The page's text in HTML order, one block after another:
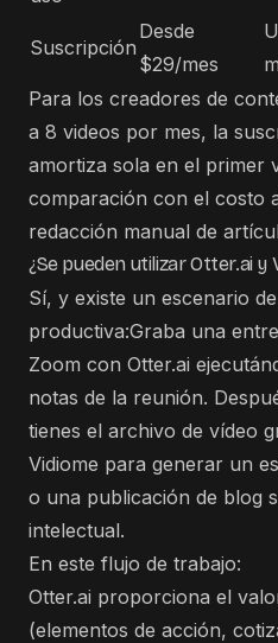
Suscripción
Desde
$29/mes
Para los creadores de
a 8 videos por mes, la
amortiza sola en el primer
comparación con el costo
redacción manual de
¿Se pueden utilizar Otter.ai y
Sí, y existe un escenario
productiva:Graba una
Zoom con Otter.ai
notas de la reunión.
tienes el archivo de vídeo
Vidiome para generar un
o una publicación de blog
intelectual.
En este flujo de trabajo:
Otter.ai proporciona el
(elementos de acción,